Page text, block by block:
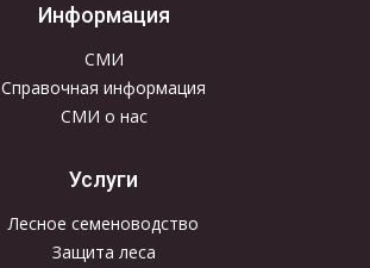
Информация
СМИ
Справочная информация
СМИ о нас
Услуги
Лесное семеноводство
Защита леса